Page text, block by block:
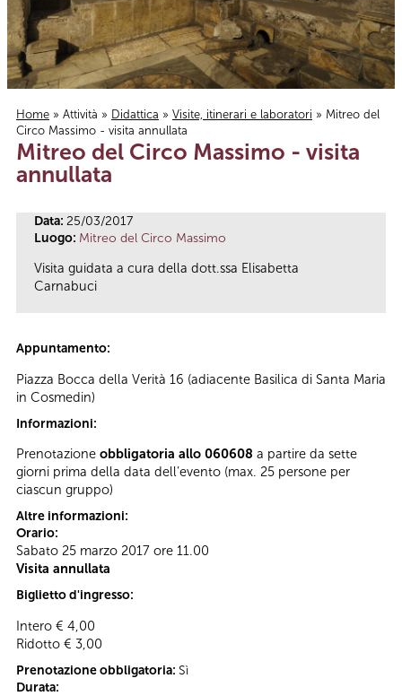
Tu sei qui
Home » Attività » Didattica » Visite, itinerari e laboratori » Mitreo del
Circo Massimo - visita annullata
Mitreo del Circo Massimo - visita
annullata
Data: 25/03/2017
Luogo: Mitreo del Circo Massimo
Visita guidata a cura della dott.ssa Elisabetta
Carnabuci
Appuntamento:
Piazza Bocca della Verità 16 (adiacente Basilica di Santa Maria
in Cosmedin)
Informazioni:
Prenotazione obbligatoria allo 060608 a partire da sette
giorni prima della data dell’evento (max. 25 persone per
ciascun gruppo)
Altre informazioni:
Orario:
Sabato 25 marzo 2017 ore 11.00
Visita annullata
Biglietto d'ingresso:
Intero € 4,00
Ridotto € 3,00
Prenotazione obbligatoria: Sì
Durata: